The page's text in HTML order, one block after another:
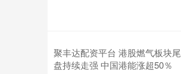
聚丰达配资平台 港股燃气板块尾
盘持续走强 中国港能涨超50％